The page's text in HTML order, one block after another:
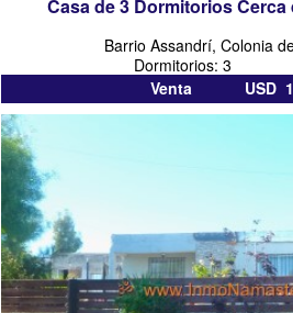
Casa de 3 Dormitorios
Barrio Assandrí, Colonia
Dormitorios: 3
Venta USD